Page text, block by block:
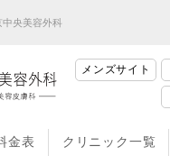
央美容外科
メンズサイト
金表 クリニック一覧